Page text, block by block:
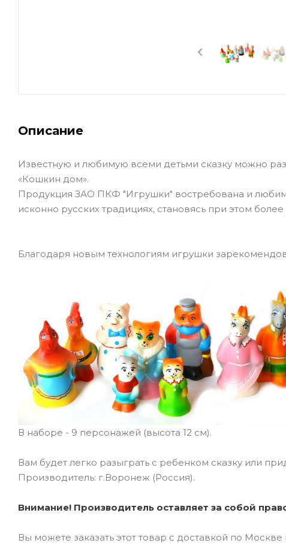
Описание
Известную и любимую всеми детьми сказку можно
«Кошкин дом».
Продукция ЗАО ПКФ "Игрушки" востребована и
исконно русских традициях, становясь при этом
Благодаря новым технологиям игрушки
В наборе - 9 персонажей (высота 12 см).
Вам будет легко разыграть с ребенком сказку или
Производитель: г.Воронеж (Россия).
Внимание! Производитель оставляет за собой
Вы можете заказать этот товар с доставкой по